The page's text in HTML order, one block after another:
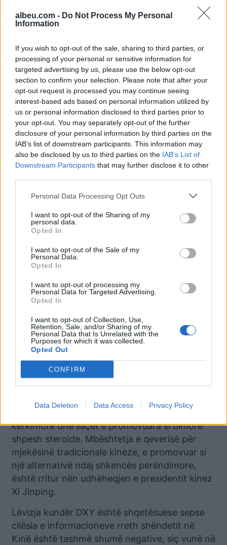
albeu.com - Do Not Process My Personal
Information
If you wish to opt-out of the sale, sharing to third parties, or
processing of your personal or sensitive information for
targeted advertising by us, please use the below opt-out
section to confirm your selection. Please note that after your
opt-out request is processed you may continue seeing
interest-based ads based on personal information utilized by
us or personal information disclosed to third parties prior to
your opt-out. You may separately opt-out of the further
disclosure of your personal information by third parties on the
IAB’s list of downstream participants. This information may
also be disclosed by us to third parties on the IAB’s List of
Downstream Participants that may further disclose it to other
Personal Data Processing Opt Outs
I want to opt-out of the Sharing of my
personal data.
Opted In
I want to opt-out of the Sale of my
Personal Data.
Opted In
I want to opt-out of processing my
Personal Data for Targeted Advertising.
Opted In
I want to opt-out of Collection, Use,
Retention, Sale, and/or Sharing of my
Personal Data that Is Unrelated with the
Purposes for which it was collected.
Opted Out
CONFIRM
Data Deletion Data Access Privacy Policy
Paqësorit, i prezantuar me mbështetje
dypartiake si në Dhomën e Përfaqësuesve
miratohet më vonë këtë vit. Projektligji do të
hapë ambasadat e SHBA-së në tre vende
ishullore-Vanuatu, Kiribati dhe Tonga.
Duke vazhduar trendin, presidenti i SHBA-së
Joe Biden planifikon të mbajë një samit të
liderëve të ishujve të Paqësorit në Shtëpinë e
Bardhë në shtator. Këto lëvizje janë të
arsyeshme, por ato pasqyrojnë gjithashtu se sa
të pafinancuara janë përpjekjet diplomatike të
Uashingtonit në raport me praninë e tij
ushtarake globale. Marrëdhëniet me vendet më
avantazh të dukshëm ndaj Shteteve të
Bashkuara.
Teknika dhe Biznesi
sociale të DXY, një nga burimet e pakta të
besueshme për informacionin shëndetësor në
veprimet e qeverisë për të vënë në pikëpyetje
promovimin e mjekësisë tradicionale kineze
nga Pekini – një pseudoshkencë e rrezikshme
siç praktikohet në kontinent – për të luftuar
COVID-19.
Ekspertët e industrisë janë akuzuar për
plagjiaturë ose për falsifikim të dokumenteve
kërkimore dhe ilaçet e promovuara si bimore
shpesh steroide. Mbështetja e qeverisë për
mjekësinë tradicionale kineze, e promovuar si
një alternativë ndaj shkencës perëndimore,
është rritur nën udhëheqjen e presidentit kinez
Xi Jinping.
Lëvizja kundër DXY është shqetësuese sepse
cilësia e informacioneve rreth shëndetit në
Kinë është tashmë shumë negative, siç vunë në